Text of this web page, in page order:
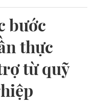
bước
thực
từ quỹ